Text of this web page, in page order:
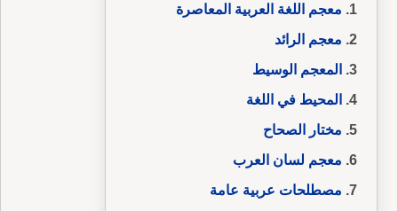
معجم اللغة العربية المعاصرة
معجم الرائد
المعجم الوسيط
المحيط في اللغة
مختار الصحاح
معجم لسان العرب
مصطلحات عربية عامة